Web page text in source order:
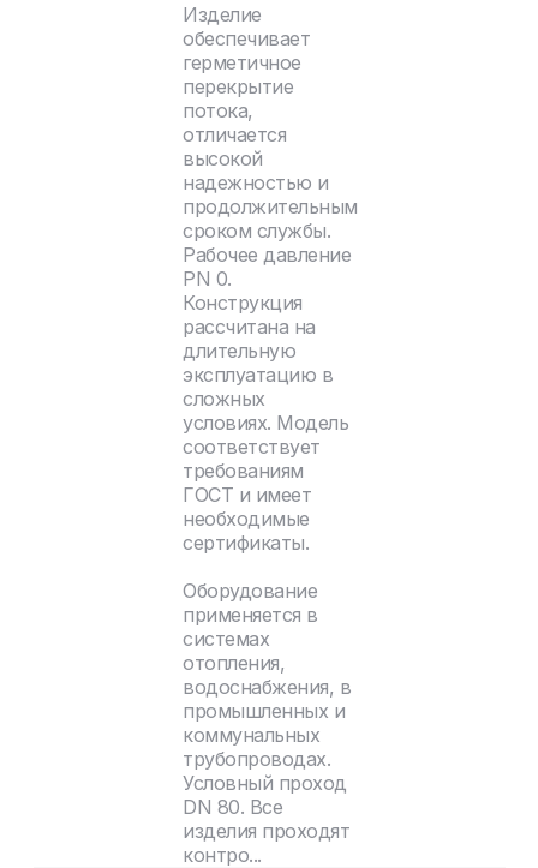
Изделие
обеспечивает
герметичное
перекрытие
потока,
отличается
высокой
надежностью и
продолжительным
сроком службы.
Рабочее давление
PN 0.
Конструкция
рассчитана на
длительную
эксплуатацию в
сложных
условиях. Модель
соответствует
требованиям
ГОСТ и имеет
необходимые
сертификаты.
Оборудование
применяется в
системах
отопления,
водоснабжения, в
промышленных и
коммунальных
трубопроводах.
Условный проход
DN 80. Все
изделия проходят
контро...